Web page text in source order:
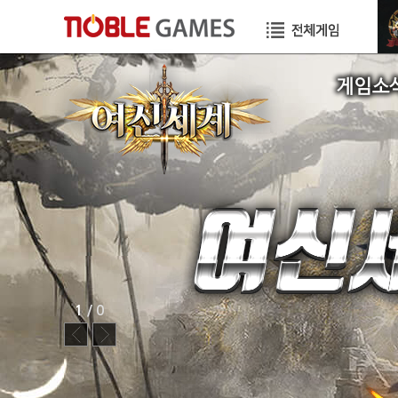
공지사항
이벤트
GM TIP
STORY
1/ 0